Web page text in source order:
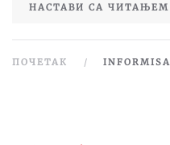
НАСТАВИ СА ЧИТАЊЕМ
ПОЧЕТАК